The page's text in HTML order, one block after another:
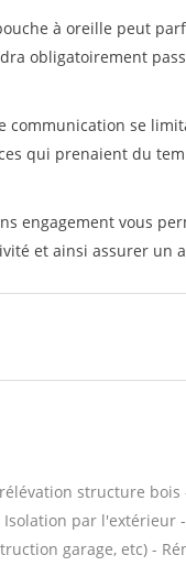
à oreille peut
obligatoirement
communication se
qui prenaient du
engagement vous
et ainsi assurer un
structure
par l'extérieur
garage, etc) -